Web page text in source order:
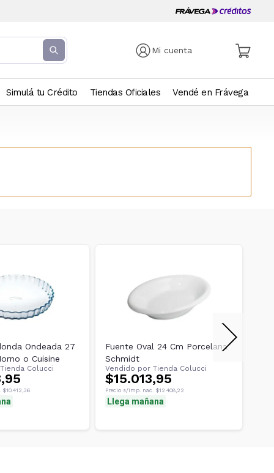
Mi cuenta
Simulá tu Crédito Tiendas Oficiales Vendé en Frávega
Ondeada 27
o Cuisine
Tienda Colucci
$10.412,36
Fuente Oval 24 Cm Porcelana
Schmidt
Vendido por Tienda Colucci
$15.013,95
Precio s/imp. nac. $12.408,22
Llega mañana